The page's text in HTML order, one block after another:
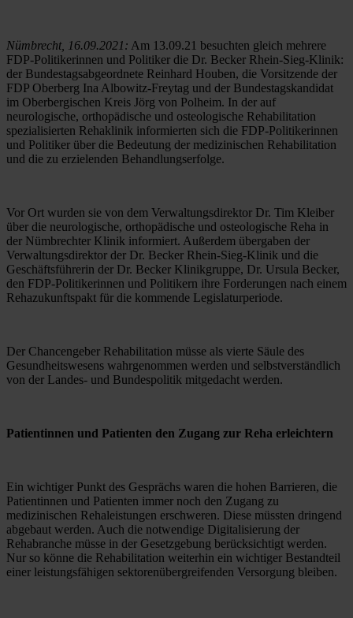
Nümbrecht, 16.09.2021: Am 13.09.21 besuchten gleich mehrere
FDP-Politikerinnen und Politiker die Dr. Becker Rhein-Sieg-Klinik:
der Bundestagsabgeordnete Reinhard Houben, die Vorsitzende der
FDP Oberberg Ina Albowitz-Freytag und der Bundestagskandidat
im Oberbergischen Kreis Jörg von Polheim. In der auf
neurologische, orthopädische und osteologische Rehabilitation
spezialisierten Rehaklinik informierten sich die FDP-Politikerinnen
und Politiker über die Bedeutung der medizinischen Rehabilitation
und die zu erzielenden Behandlungserfolge.
Vor Ort wurden sie von dem Verwaltungsdirektor Dr. Tim Kleiber
über die neurologische, orthopädische und osteologische Reha in
der Nümbrechter Klinik informiert. Außerdem übergaben der
Verwaltungsdirektor der Dr. Becker Rhein-Sieg-Klinik und die
Geschäftsführerin der Dr. Becker Klinikgruppe, Dr. Ursula Becker,
den FDP-Politikerinnen und Politikern ihre Forderungen nach einem
Rehazukunftspakt für die kommende Legislaturperiode.
Der Chancengeber Rehabilitation müsse als vierte Säule des
Gesundheitswesens wahrgenommen werden und selbstverständlich
von der Landes- und Bundespolitik mitgedacht werden.
Patientinnen und Patienten den Zugang zur Reha erleichtern
Ein wichtiger Punkt des Gesprächs waren die hohen Barrieren, die
Patientinnen und Patienten immer noch den Zugang zu
medizinischen Rehaleistungen erschweren. Diese müssten dringend
abgebaut werden. Auch die notwendige Digitalisierung der
Rehabranche müsse in der Gesetzgebung berücksichtigt werden.
Nur so könne die Rehabilitation weiterhin ein wichtiger Bestandteil
einer leistungsfähigen sektorenübergreifenden Versorgung bleiben.